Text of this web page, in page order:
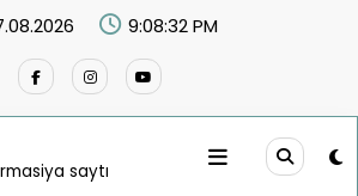
9:08:32 PM
saytı